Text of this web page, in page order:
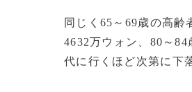
同じく65～69歳の高齢
4632万ウォン、80～
代に行くほど次第に下